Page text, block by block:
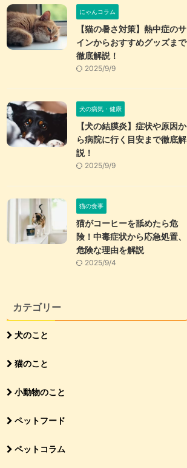
にゃんコラム
【猫の暑さ対策】熱中症のサ
インからおすすめグッズまで
徹底解説！
2025/9/9
犬の病気・健康
【犬の結膜炎】症状や原因か
ら病院に行く目安まで徹底解
説！
2025/9/9
猫の食事
猫がコーヒーを舐めたら危
険！中毒症状から応急処置、
危険な理由を解説
2025/9/4
カテゴリー
犬のこと
猫のこと
小動物のこと
ペットフード
ペットコラム